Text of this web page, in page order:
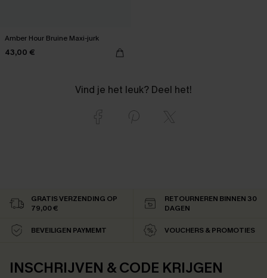
Amber Hour Bruine Maxi-jurk
43,00 €
Vind je het leuk? Deel het!
GRATIS VERZENDING OP
79,00 €
RETOURNEREN BINNEN 30
DAGEN
BEVEILIGEN PAYMEMT VOUCHERS & PROMOTIES
INSCHRIJVEN & CODE KRIJGEN